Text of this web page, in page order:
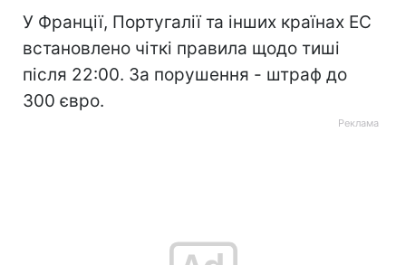
У Франції, Португалії та інших країнах ЕС
встановлено чіткі правила щодо тиші
після 22:00. За порушення - штраф до
300 євро.